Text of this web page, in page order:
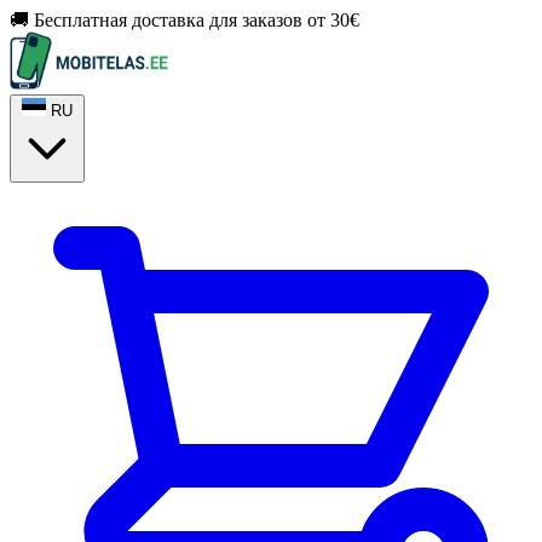
🚚 Бесплатная доставка для заказов от 30€
RU